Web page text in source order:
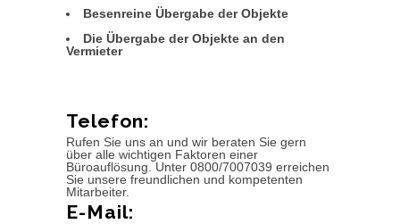
Besenreine Übergabe der Objekte
Die Übergabe der Objekte an den
Vermieter
Telefon:
Rufen Sie uns an und wir beraten Sie gern
über alle wichtigen Faktoren einer
Büroauflösung. Unter 0800/7007039 erreichen
Sie unsere freundlichen und kompetenten
Mitarbeiter.
E-Mail: